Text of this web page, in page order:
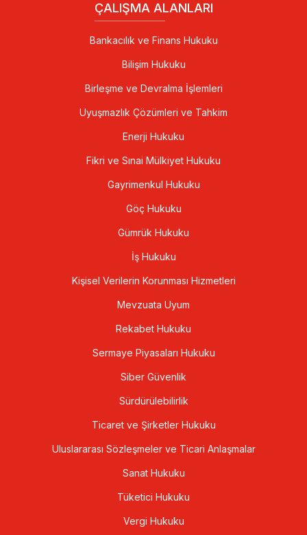
ÇALIŞMA ALANLARI
Bankacılık ve Finans Hukuku
Bilişim Hukuku
Birleşme ve Devralma İşlemleri
Uyuşmazlık Çözümleri ve Tahkim
Enerji Hukuku
Fikri ve Sınai Mülkiyet Hukuku
Gayrimenkul Hukuku
Göç Hukuku
Gümrük Hukuku
İş Hukuku
Kişisel Verilerin Korunması Hizmetleri
Mevzuata Uyum
Rekabet Hukuku
Sermaye Piyasaları Hukuku
Siber Güvenlik
Sürdürülebilirlik
Ticaret ve Şirketler Hukuku
Uluslararası Sözleşmeler ve Ticari Anlaşmalar
Sanat Hukuku
Tüketici Hukuku
Vergi Hukuku